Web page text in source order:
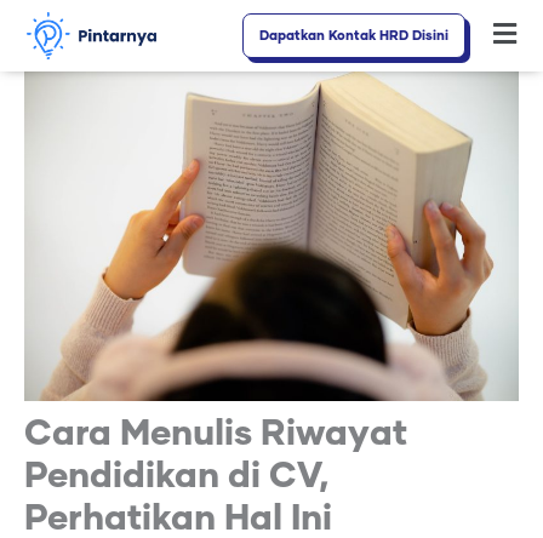
Lewati
Dapatkan Kontak HRD Disini
Cara Menulis Riwayat
Pendidikan di CV,
Perhatikan Hal Ini